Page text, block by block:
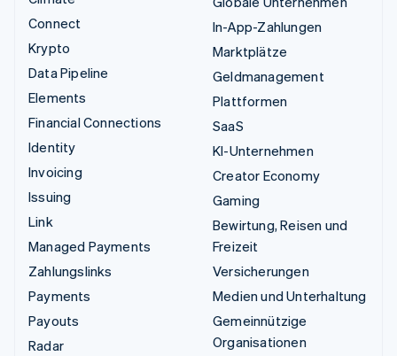
Connect
Krypto
Data Pipeline
Elements
Financial Connections
Identity
Invoicing
Issuing
Link
Managed Payments
Zahlungslinks
Payments
Payouts
Radar
In-App-Zahlungen
Marktplätze
Geldmanagement
Plattformen
SaaS
KI-Unternehmen
Creator Economy
Gaming
Bewirtung, Reisen und
Freizeit
Versicherungen
Medien und Unterhaltung
Gemeinnützige
Organisationen